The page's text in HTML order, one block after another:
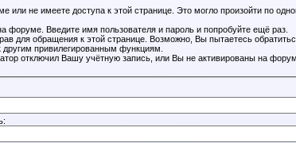
или не имеете доступа к этой странице. Это могло произойти по
форуме. Введите имя пользователя и пароль и попробуйте ещё раз.
для обращения к этой странице. Возможно, Вы пытаетесь
другим привилегированным функциям.
отключил Вашу учётную запись, или Вы не активированы на